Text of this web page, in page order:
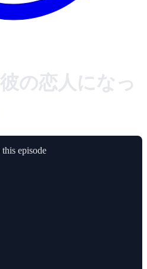
の恋人になっ
episode